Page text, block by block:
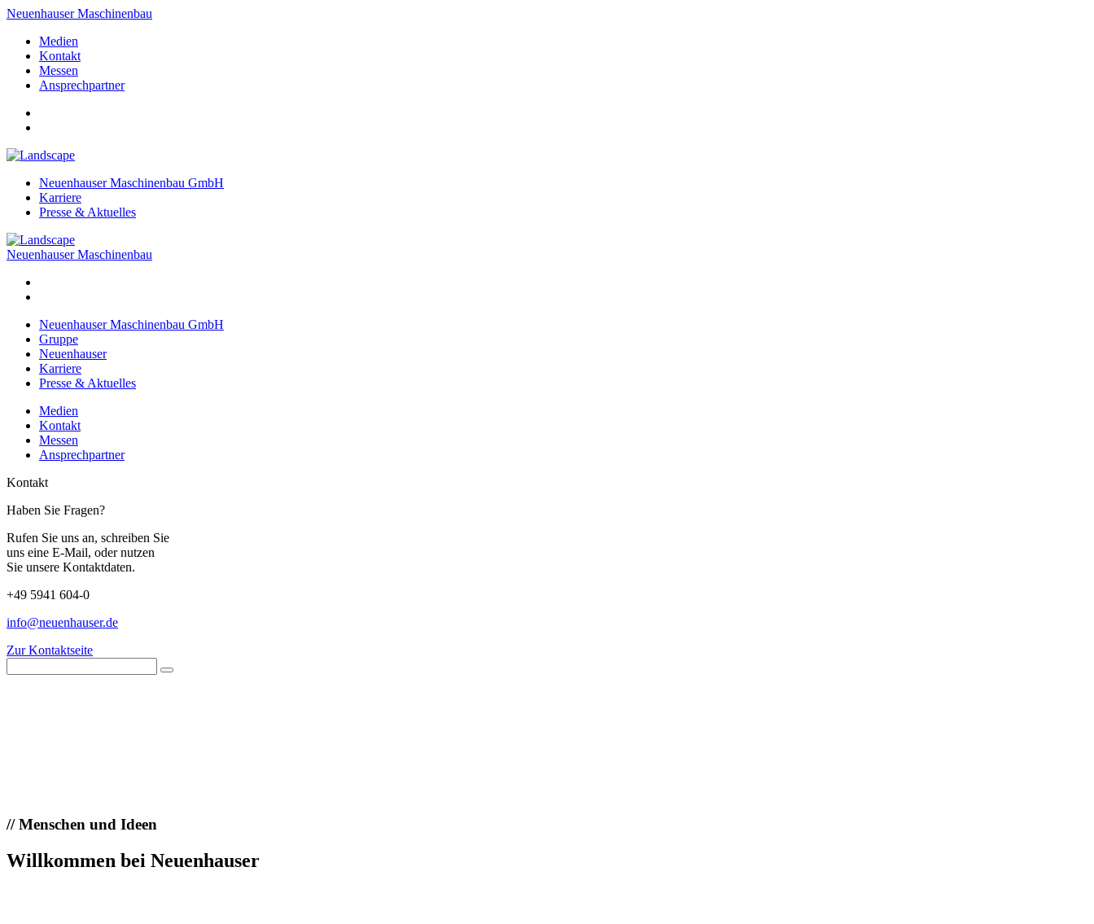
Neuenhauser Maschinenbau
Medien
Kontakt
Messen
Ansprechpartner
Neuenhauser Maschinenbau GmbH
Karriere
Presse & Aktuelles
Neuenhauser Maschinenbau
Neuenhauser Maschinenbau GmbH
Gruppe
Neuenhauser
Karriere
Presse & Aktuelles
Medien
Kontakt
Messen
Ansprechpartner
Kontakt
Haben Sie Fragen?
Rufen Sie uns an, schreiben Sie
uns eine E-Mail, oder nutzen
Sie unsere Kontaktdaten.
+49 5941 604-0
info@neuenhauser.de
Zur Kontaktseite
//Menschen und Ideen
Willkommen bei Neuenhauser